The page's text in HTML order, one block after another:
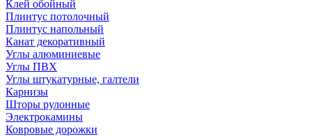
Клей обойный
Плинтус потолочный
Плинтус напольный
Канат декоративный
Углы алюминиевые
Углы ПВХ
Углы штукатурные, галтели
Карнизы
Шторы рулонные
Электрокамины
Ковровые дорожки